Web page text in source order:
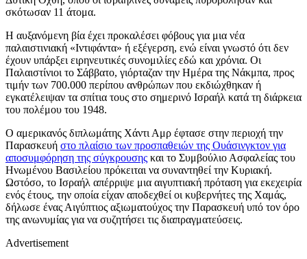
σκότωσαν 11 άτομα.
Η αυξανόμενη βία έχει προκαλέσει φόβους για μια νέα
παλαιστινιακή «Ιντιφάντα» ή εξέγερση, ενώ είναι γνωστό ότι δεν
έχουν υπάρξει ειρηνευτικές συνομιλίες εδώ και χρόνια. Οι
Παλαιστίνιοι το Σάββατο, γιόρταζαν την Ημέρα της Νάκμπα, προς
τιμήν των 700.000 περίπου ανθρώπων που εκδιώχθηκαν ή
εγκατέλειψαν τα σπίτια τους στο σημερινό Ισραήλ κατά τη διάρκεια
του πολέμου του 1948.
Ο αμερικανός διπλωμάτης Χάντι Αμρ έφτασε στην περιοχή την
Παρασκευή στο πλαίσιο των προσπαθειών της Ουάσινγκτον για
αποσυμφόρηση της σύγκρουσης και το Συμβούλιο Ασφαλείας του
Ηνωμένου Βασιλείου πρόκειται να συναντηθεί την Κυριακή.
Ωστόσο, το Ισραήλ απέρριψε μια αιγυπτιακή πρόταση για εκεχειρία
ενός έτους, την οποία είχαν αποδεχθεί οι κυβερνήτες της Χαμάς,
δήλωσε ένας Αιγύπτιος αξιωματούχος την Παρασκευή υπό τον όρο
της ανωνυμίας για να συζητήσει τις διαπραγματεύσεις.
Advertisement